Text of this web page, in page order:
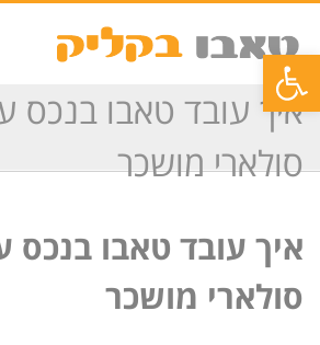
פתח סרגל נגישות
איך עובד טאבו בנכס
סולארי מושכר
איך עובד טאבו בנכס
סולארי מושכר